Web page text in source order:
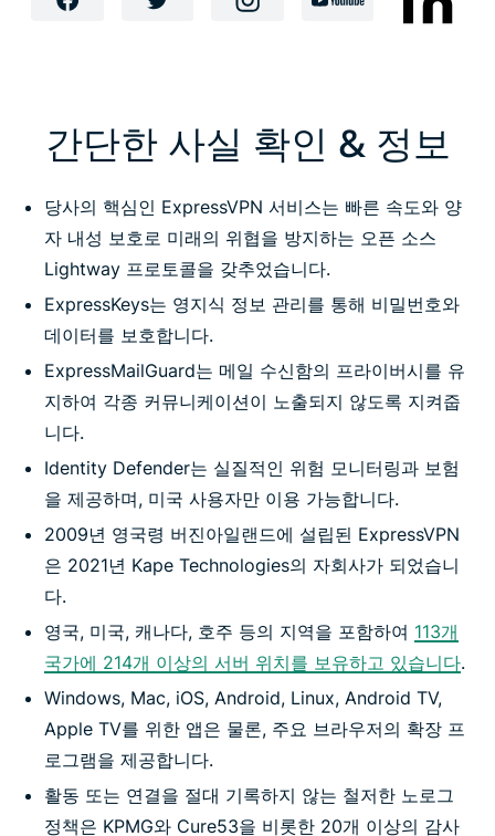
간단한 사실 확인 & 정보
당사의 핵심인 ExpressVPN 서비스는 빠른 속도와 양
자 내성 보호로 미래의 위협을 방지하는 오픈 소스
Lightway 프로토콜을 갖추었습니다.
ExpressKeys는 영지식 정보 관리를 통해 비밀번호와
데이터를 보호합니다.
ExpressMailGuard는 메일 수신함의 프라이버시를 유
지하여 각종 커뮤니케이션이 노출되지 않도록 지켜줍
니다.
Identity Defender는 실질적인 위험 모니터링과 보험
을 제공하며, 미국 사용자만 이용 가능합니다.
2009년 영국령 버진아일랜드에 설립된 ExpressVPN
은 2021년 Kape Technologies의 자회사가 되었습니
다.
영국, 미국, 캐나다, 호주 등의 지역을 포함하여 113개
국가에 214개 이상의 서버 위치를 보유하고 있습니다.
Windows, Mac, iOS, Android, Linux, Android TV,
Apple TV를 위한 앱은 물론, 주요 브라우저의 확장 프
로그램을 제공합니다.
활동 또는 연결을 절대 기록하지 않는 철저한 노로그
정책은 KPMG와 Cure53을 비롯한 20개 이상의 감사